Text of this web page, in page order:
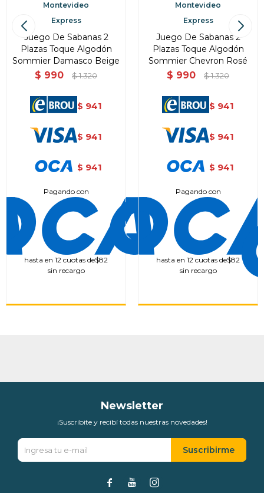
Montevideo
Express
Juego De Sabanas 2
Plazas Toque Algodón
Sommier Damasco Beige
$ 990 $ 1.320
$ 941
$ 941
$ 941
Pagando con
hasta en 12 cuotas de$82
sin recargo
Montevideo
Express
Juego De Sabanas 2
Plazas Toque Algodón
Sommier Chevron Rosé
$ 990 $ 1.320
$ 941
$ 941
$ 941
Pagando con
hasta en 12 cuotas de$82
sin recargo
Newsletter
¡Suscribite y recibí todas nuestras novedades!
Suscribirme
  